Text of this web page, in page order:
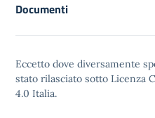
Documenti
Eccetto dove diversamente
stato rilasciato sotto Licenza
4.0 Italia.